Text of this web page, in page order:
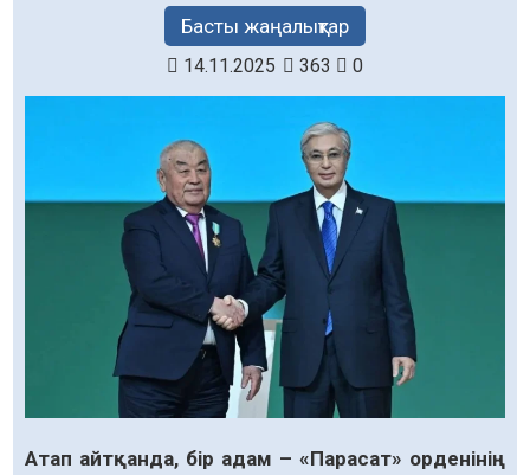
Басты жаңалықтар
14.11.2025 363 0
Атап айтқанда, бір адам – «Парасат» орденінің